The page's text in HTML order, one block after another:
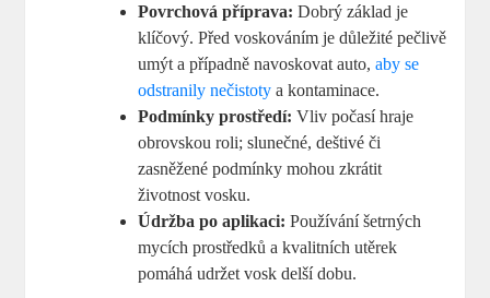
Povrchová⁢ příprava: Dobrý základ ⁤je⁣
klíčový. Před voskováním je důležité pečlivě
umýt a ⁣případně ​navoskovat auto,aby se
odstranily nečistoty ⁣a kontaminace.
Podmínky prostředí: Vliv počasí hraje
obrovskou roli; slunečné, deštivé či
zasněžené podmínky mohou zkrátit
životnost vosku.
Údržba po aplikaci: Používání šetrných
mycích prostředků ​a kvalitních​ utěrek
pomáhá udržet vosk delší dobu.